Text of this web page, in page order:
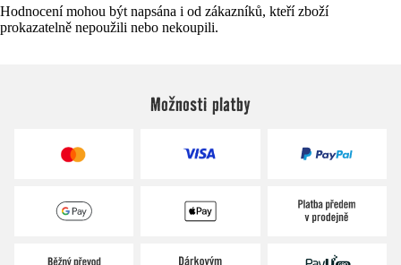
Hodnocení mohou být napsána i od zákazníků, kteří zboží
prokazatelně nepoužili nebo nekoupili.
Možnosti platby